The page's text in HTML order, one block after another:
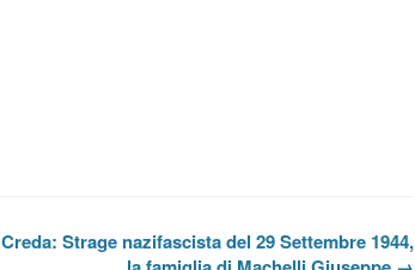
Creda: Strage nazifascista del 29 Settembre 1944,